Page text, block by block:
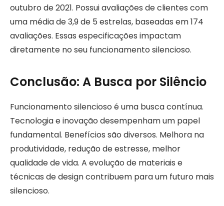
outubro de 2021. Possui avaliações de clientes com
uma média de 3,9 de 5 estrelas, baseadas em 174
avaliações. Essas especificações impactam
diretamente no seu funcionamento silencioso.
Conclusão: A Busca por Silêncio
Funcionamento silencioso é uma busca contínua.
Tecnologia e inovação desempenham um papel
fundamental. Benefícios são diversos. Melhora na
produtividade, redução de estresse, melhor
qualidade de vida. A evolução de materiais e
técnicas de design contribuem para um futuro mais
silencioso.